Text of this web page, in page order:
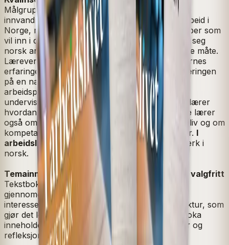
Målgruppa for I arbeidslivet
er unge og voksne
innvandrere som ønsker å kvalifisere seg for arbeid i
Norge, men det passer også for andre målgrupper som
vil inn i det norske arbeidslivet. Innholdet tar for seg
norsk arbeidsliv på en kortfattet og engasjerende måte.
Læreverket legger vekt på å hente fram deltakernes
erfaringer og fører arbeidslivet inn i norskopplæringen
på en naturlig måte. Språket som brukes på
arbeidsplasser skiller seg ofte fra språket i
undervisningsrommet på skolen, og deltakeren lærer
hvordan det er vanlig å uttrykke seg på jobb. De lærer
også om formelle regler og krav i norsk arbeidsliv og om
kompetansebehov og forventninger i ulike yrker. I
arbeidslivet kan enkelt kombineres med læreverk i
norsk.
Temainndeling gjør I arbeidslivet fleksibelt og valgfritt
Tekstboka er delt inn temaer der innholdet kan
gjennomgås i valgfri rekkefølge, etter behov og
interesse. Læreverket har en enkel og klar struktur, som
gjør det lett å finne fram til ønsket tema. Tekstboka
inneholder også engasjerende samtaleoppgaver og
refleksjonsoppgaver.